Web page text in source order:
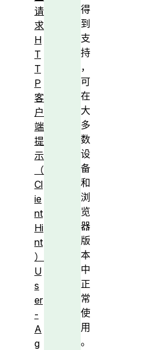
得
到
支
持
，
可
在
大
多
数
设
备
和
浏
览
器
版
本
中
正
常
使
用
。
请
求
H
T
T
P
客
户
端
提
示
（
Cl
ie
nt
Hi
nt
）
U
s
er
-
A
g